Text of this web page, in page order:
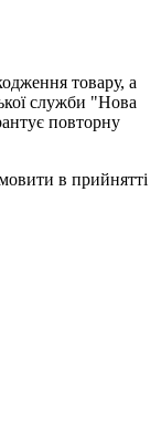
товару, а
служби "Нова
повторну
в прийнятті